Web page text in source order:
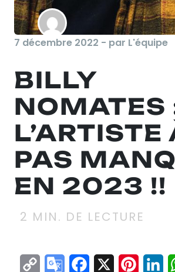
7 décembre 2022 - par L'équipe
BILLY
NOMATES
L’ARTISTE
PAS
EN 2023 !!
2 MIN. DE LECTURE
Copy GoogleFacebook
X